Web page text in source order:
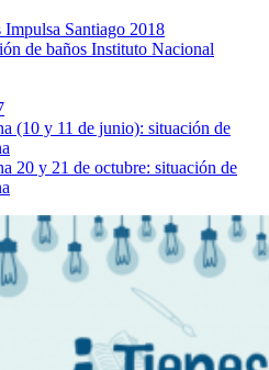
Impulsa Santiago 2018
de baños Instituto Nacional
(10 y 11 de junio): situación de
20 y 21 de octubre: situación de